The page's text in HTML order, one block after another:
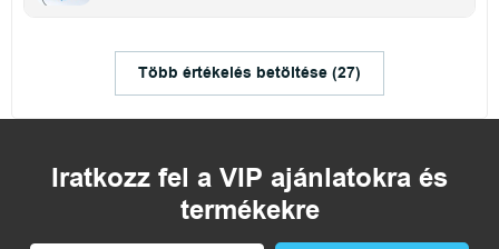
Több értékelés betöltése (27)
Iratkozz fel a VIP ajánlatokra és
termékekre